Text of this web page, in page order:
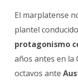
El marplatense
plantel
protagonismo
años antes en la
octavos ante